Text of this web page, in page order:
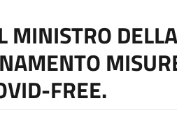
MINISTRO
FREE.